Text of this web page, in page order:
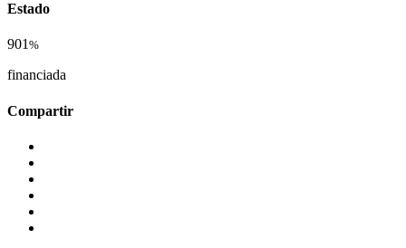
Estado
901%
financiada
Compartir